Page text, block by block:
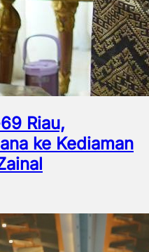
Riau,
ke Kediaman